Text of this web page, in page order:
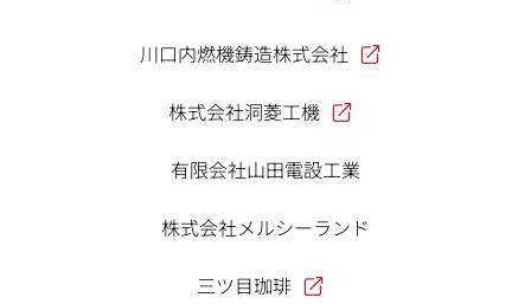
川口内燃機鋳造株式会社
株式会社洞菱工機
有限会社山田電設工業
株式会社メルシーランド
三ツ目珈琲